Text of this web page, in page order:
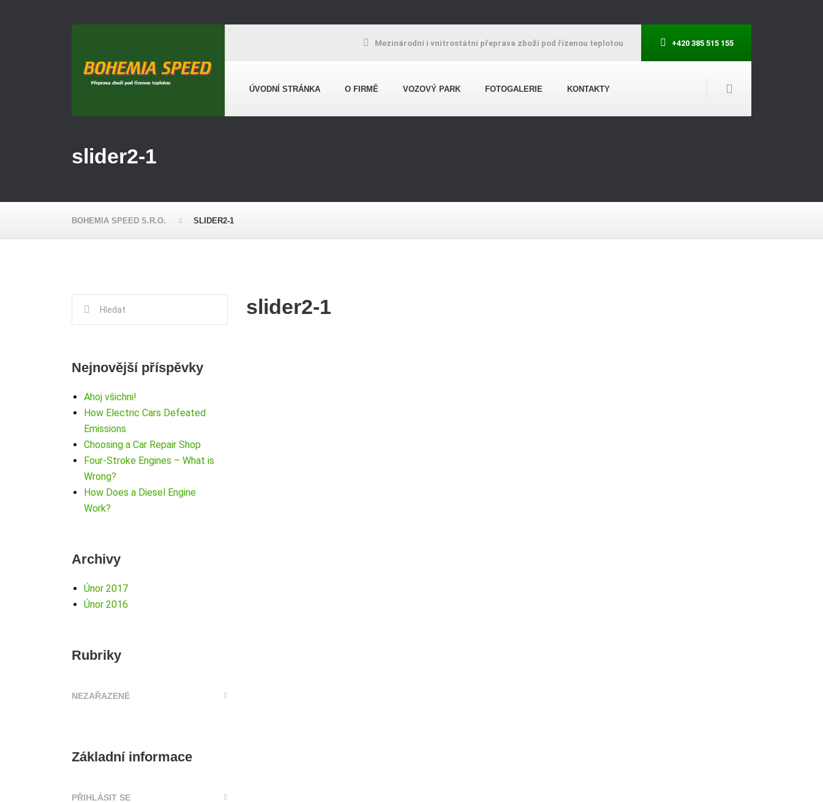
ÚVODNÍ STRÁNKA O FIRMĚ VOZOVÝ PARK FOTOGALERIE KONTAKTY
Mezinárodní i vnitrostátní přeprava zboží pod řízenou teplotou +420 385 515 155
slider2-1
BOHEMIA SPEED S.R.O. SLIDER2-1
slider2-1
Nejnovější příspěvky
Ahoj všichni!
How Electric Cars Defeated
Emissions
Choosing a Car Repair Shop
Four-Stroke Engines – What is
Wrong?
How Does a Diesel Engine
Work?
Archivy
Únor 2017
Únor 2016
Rubriky
NEZAŘAZENÉ
Základní informace
PŘIHLÁSIT SE